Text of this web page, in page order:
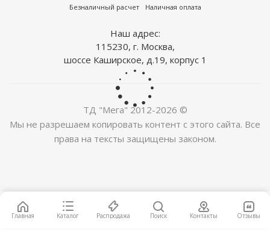
Виниловый ламинат SPC Stepton Urban ST 1118
2 060руб./м2
Безналичный расчет Наличная оплата
Наш адрес:
115230, г. Москва,
шоссе Каширское, д.19, корпус 1
ТД "Мега" 2012-2026 ©
Мы не разрешаем копировать контент с этого сайта. Все
права на тексты защищены законом.
Главная Каталог Распродажа Поиск Контакты Отзывы